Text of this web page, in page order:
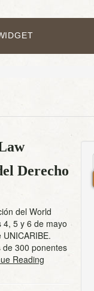
Derecho
del World
4, 5 y 6 de mayo
300 ponentes
Reading